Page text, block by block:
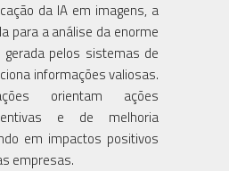
da IA em imagens, a
para a análise da enorme
pelos sistemas de
informações valiosas.
orientam ações
e de melhoria
em impactos positivos
empresas.